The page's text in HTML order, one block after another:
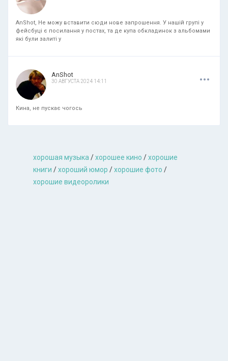
AnShot, Не можу вставити сюди нове запрошення. У нашій групі у
фейсбуці є посилання у постах, та де купа обкладинок з альбомами
які були залиті у
AnShot
30 АВГУСТА 2024 14:11 ...
Кина, не пускає чогось
хорошая музыкa /хорошее кино /хорошие
книги /хороший юмор /хорошие фото /
хорошие видеоролики